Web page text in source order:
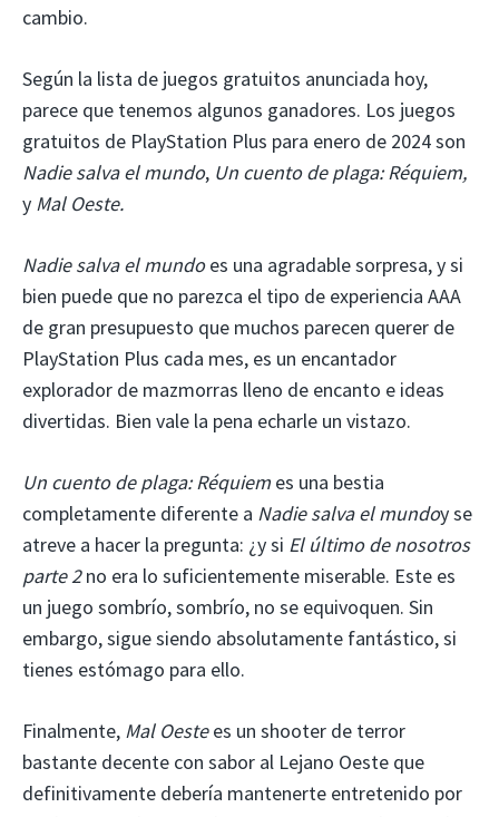
cambio.
Según la lista de juegos gratuitos anunciada hoy,
parece que tenemos algunos ganadores. Los juegos
gratuitos de PlayStation Plus para enero de 2024 son
Nadie salva el mundo, Un cuento de plaga: Réquiem,
y Mal Oeste.
Nadie salva el mundoes una agradable sorpresa, y si
bien puede que no parezca el tipo de experiencia AAA
de gran presupuesto que muchos parecen querer de
PlayStation Plus cada mes, es un encantador
explorador de mazmorras lleno de encanto e ideas
divertidas. Bien vale la pena echarle un vistazo.
Un cuento de plaga: Réquiem es una bestia
completamente diferente a Nadie salva el mundoy se
atreve a hacer la pregunta: ¿y si El último de nosotros
parte 2no era lo suficientemente miserable. Este es
un juego sombrío, sombrío, no se equivoquen. Sin
embargo, sigue siendo absolutamente fantástico, si
tienes estómago para ello.
Finalmente, Mal Oestees un shooter de terror
bastante decente con sabor al Lejano Oeste que
definitivamente debería mantenerte entretenido por